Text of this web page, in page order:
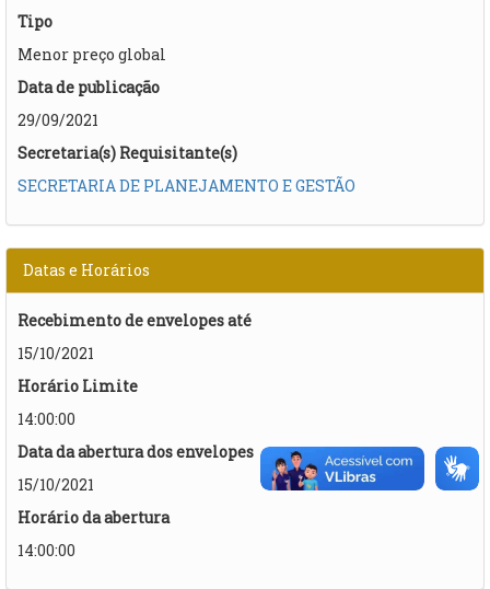
Tipo
Menor preço global
Data de publicação
29/09/2021
Secretaria(s) Requisitante(s)
SECRETARIA DE PLANEJAMENTO E GESTÃO
Datas e Horários
Recebimento de envelopes até
15/10/2021
Horário Limite
14:00:00
Data da abertura dos envelopes
15/10/2021
Horário da abertura
14:00:00